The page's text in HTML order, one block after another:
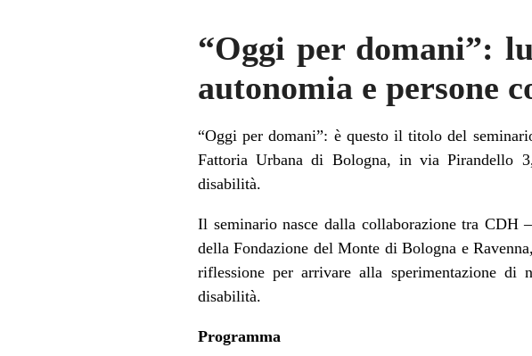
“Oggi per domani”:
autonomia e persone
“Oggi per domani”: è questo il titolo del
Fattoria Urbana di Bologna, in via Pirandello
disabilità.
Il seminario nasce dalla collaborazione tra CDH
della Fondazione del Monte di Bologna e
riflessione per arrivare alla sperimentazione di
disabilità.
Programma